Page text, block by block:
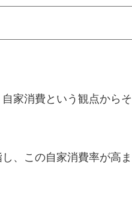
家消費という観点からそ
、この自家消費率が高ま